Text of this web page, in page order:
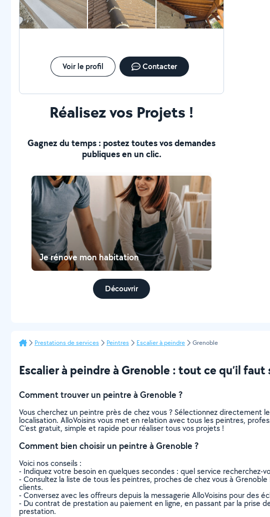
Voir le profil Contacter
Réalisez vos Projets !
Gagnez du temps : postez toutes vos demandes
publiques en un clic.
Je rénove mon habitation
Découvrir
Prestations de services Peintres Escalier à peindre Grenoble
Escalier à peindre à Grenoble : tout ce qu’il faut
Comment trouver un peintre à Grenoble ?
Vous cherchez un peintre près de chez vous ? Sélectionnez
localisation. AlloVoisins vous met en relation avec tous les peintres,
C’est gratuit, simple et rapide pour réaliser tous vos projets !
Comment bien choisir un peintre à Grenoble ?
Voici nos conseils :
- Indiquez votre besoin en quelques secondes : quel service
- Consultez la liste de tous les peintres, proches de chez vous à
clients.
- Conversez avec les offreurs depuis la messagerie AlloVoisins pour des
- Du contrat de prestation au paiement en ligne, en passant par la prise
prestation.